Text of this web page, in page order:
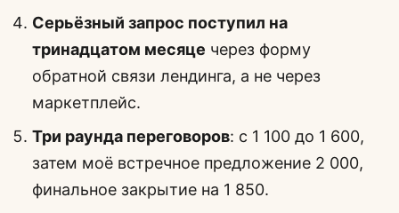
Серьёзный запрос поступил на
тринадцатом месяце через форму
обратной связи лендинга, а не через
маркетплейс.
Три раунда переговоров: с 1 100 до 1 600,
затем моё встречное предложение 2 000,
финальное закрытие на 1 850.